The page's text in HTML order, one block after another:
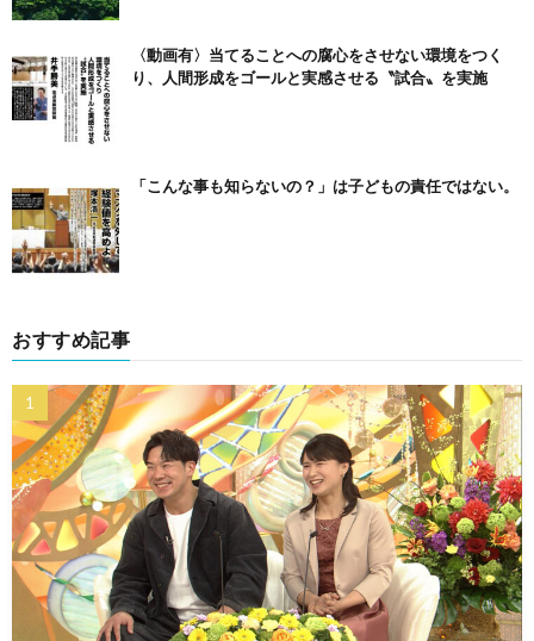
〈動画有〉当てることへの腐心をさせない環境をつく
り、人間形成をゴールと実感させる〝試合〟を実施
「こんな事も知らないの？」は子どもの責任ではない。
おすすめ記事